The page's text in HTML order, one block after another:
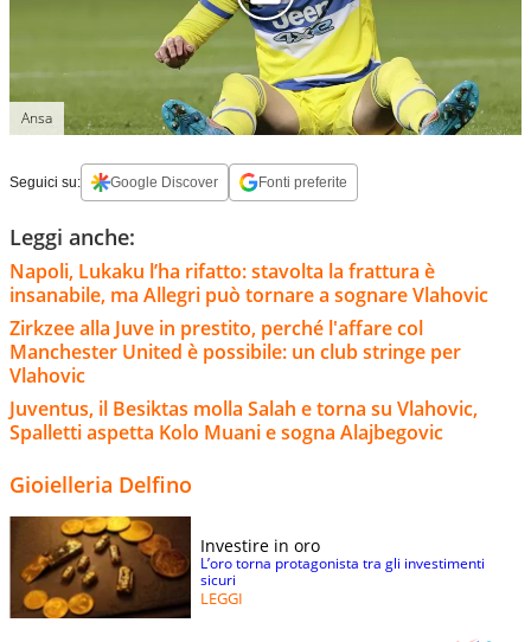
Ansa
Seguici su: Google Discover Fonti preferite
Leggi anche:
Napoli, Lukaku l’ha rifatto: stavolta la frattura è
insanabile, ma Allegri può tornare a sognare Vlahovic
Zirkzee alla Juve in prestito, perché l'affare col
Manchester United è possibile: un club stringe per
Vlahovic
Juventus, il Besiktas molla Salah e torna su Vlahovic,
Spalletti aspetta Kolo Muani e sogna Alajbegovic
Gioielleria Delfino
Investire in oro
L’oro torna protagonista tra gli investimenti
sicuri
LEGGI